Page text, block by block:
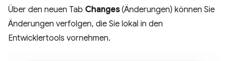
Über den neuen Tab Changes(Änderungen) können Sie
Änderungen verfolgen, die Sie lokal in den
Entwicklertools vornehmen.